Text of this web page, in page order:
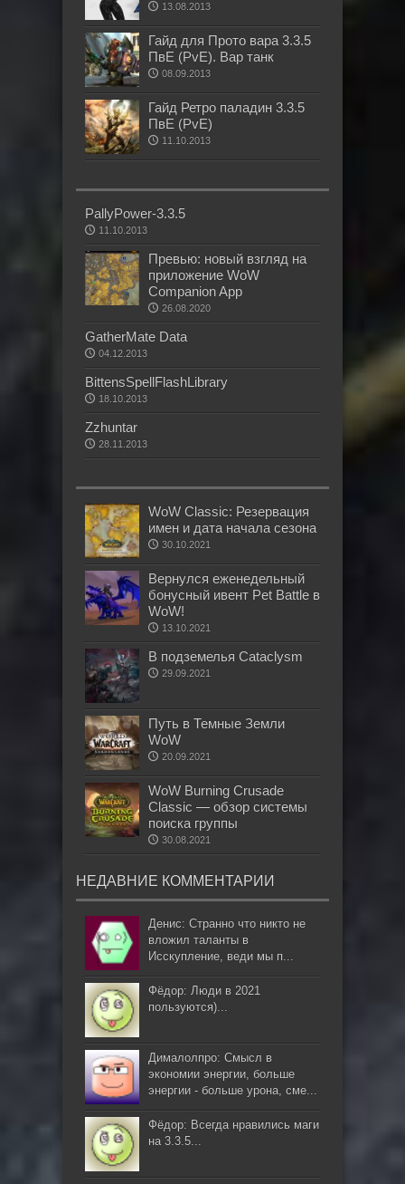
13.08.2013
Гайд для Прото вара 3.3.5
ПвЕ (PvE). Вар танк
08.09.2013
Гайд Ретро паладин 3.3.5
ПвЕ (PvE)
11.10.2013
PallyPower-3.3.5
11.10.2013
Превью: новый взгляд на
приложение WoW
Companion App
26.08.2020
GatherMate Data
04.12.2013
BittensSpellFlashLibrary
18.10.2013
Zzhuntar
28.11.2013
WoW Classic: Резервация
имен и дата начала сезона
30.10.2021
Вернулся еженедельный
бонусный ивент Pet Battle в
WoW!
13.10.2021
В подземелья Cataclysm
29.09.2021
Путь в Темные Земли
WoW
20.09.2021
WoW Burning Crusade
Classic — обзор системы
поиска группы
30.08.2021
НЕДАВНИЕ КОММЕНТАРИИ
Денис: Странно что никто не
вложил таланты в
Исскупление, веди мы п...
Фёдор: Люди в 2021
пользуются)...
Дималолпро: Смысл в
экономии энергии, больше
энергии - больше урона, сме...
Фёдор: Всегда нравились маги
на 3.3.5...